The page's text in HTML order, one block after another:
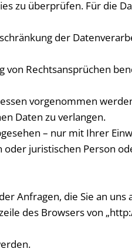
zu überprüfen. Für die
der
Rechtsansprüchen
vorgenommen
Daten zu verlangen.
– nur mit Ihrer
juristischen Person
Anfragen, die Sie an uns
des Browsers von